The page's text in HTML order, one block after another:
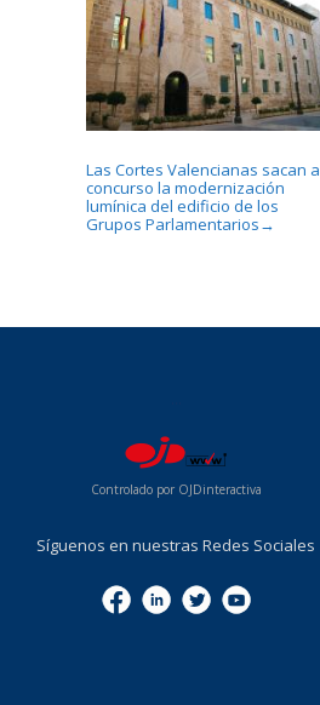
Las Cortes Valencianas sacan a
concurso la modernización
lumínica del edificio de los
Grupos Parlamentarios →
Controlado por OJDinteractiva
Síguenos en nuestras Redes Sociales